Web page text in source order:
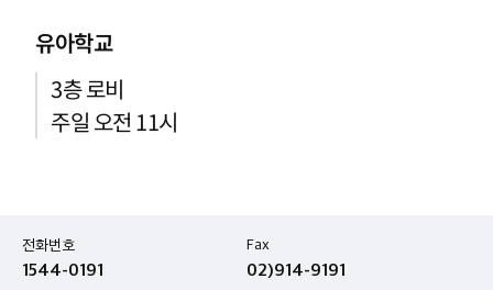
유아학교
3층 로비
주일 오전 11시
전화번호
1544-0191
Fax
02)914-9191